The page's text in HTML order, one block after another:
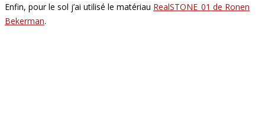
Enfin, pour le sol j’ai utilisé le matériau RealSTONE_01 de Ronen
Bekerman.